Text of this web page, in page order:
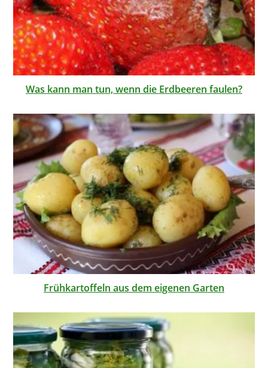
Was kann man tun, wenn die Erdbeeren faulen?
Frühkartoffeln aus dem eigenen Garten